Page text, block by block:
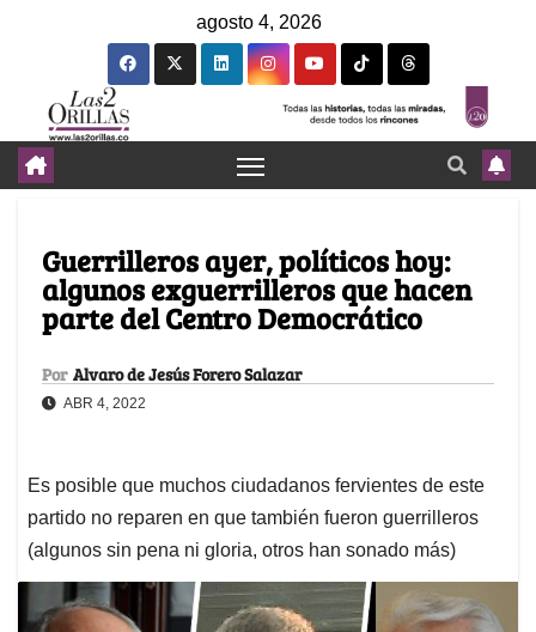
agosto 4, 2026
Guerrilleros ayer, políticos hoy:
algunos exguerrilleros que hacen
parte del Centro Democrático
Por Alvaro de Jesús Forero Salazar
ABR 4, 2022
Es posible que muchos ciudadanos fervientes de este
partido no reparen en que también fueron guerrilleros
(algunos sin pena ni gloria, otros han sonado más)